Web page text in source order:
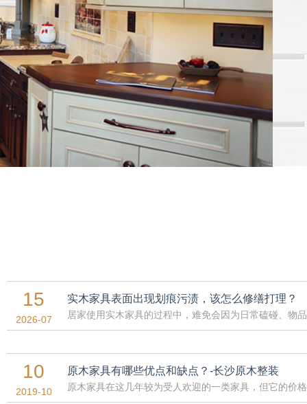
15
2026-07
实木家具表面出现划痕污渍，该怎么修缮打理？
10
2019-10
原木家具有哪些优点和缺点？-长沙原木整装